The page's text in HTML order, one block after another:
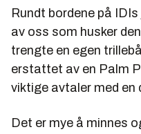
Rundt bordene på
av oss som husker
trengte en egen
erstattet av en Palm
viktige avtaler med en
Det er mye å minnes